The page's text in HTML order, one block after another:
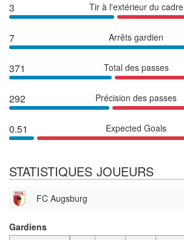
3 Tir à l'extérieur du cadre
7 Arrêts gardien
371 Total des passes
292 Précision des passes
0.51 Expected Goals
STATISTIQUES JOUEURS
FC Augsburg
Gardiens